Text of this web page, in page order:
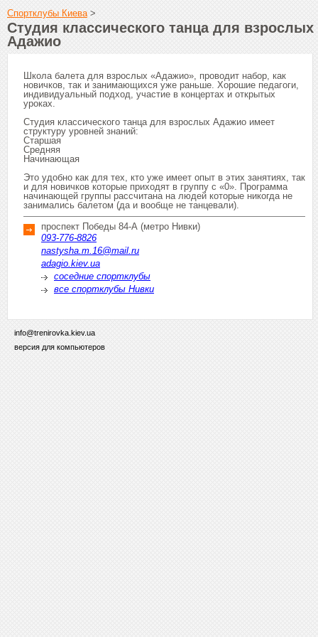
Спортклубы Киева>
Студия классического танца для взрослых
Адажио
Школа балета для взрослых «Адажио», проводит набор, как
новичков, так и занимающихся уже раньше. Хорошие педагоги,
индивидуальный подход, участие в концертах и открытых
уроках.
Студия классического танца для взрослых Адажио имеет
структуру уровней знаний:
Старшая
Средняя
Начинающая
Это удобно как для тех, кто уже имеет опыт в этих занятиях, так
и для новичков которые приходят в группу с «0». Программа
начинающей группы рассчитана на людей которые никогда не
занимались балетом (да и вообще не танцевали).
проспект Победы 84-А (метро Нивки)
093-776-8826
nastysha.m.16@mail.ru
adagio.kiev.ua
соседние спортклубы
все спортклубы Нивки
info@trenirovka.kiev.ua
версия для компьютеров